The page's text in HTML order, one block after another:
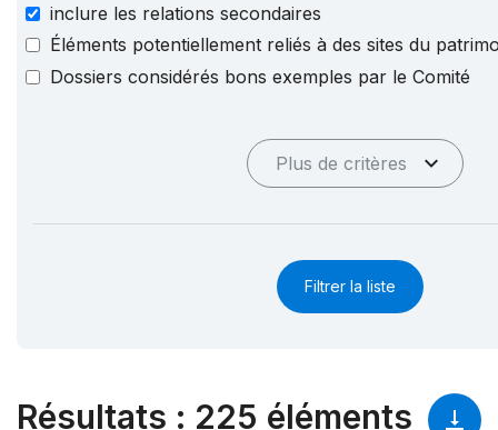
inclure les relations secondaires
Éléments potentiellement reliés à des sites du
Dossiers considérés bons exemples par le Comité
Plus de critères
Filtrer la liste
Résultats : 225 éléments